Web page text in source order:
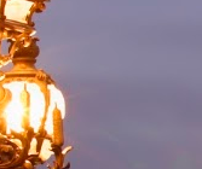
-
- ART